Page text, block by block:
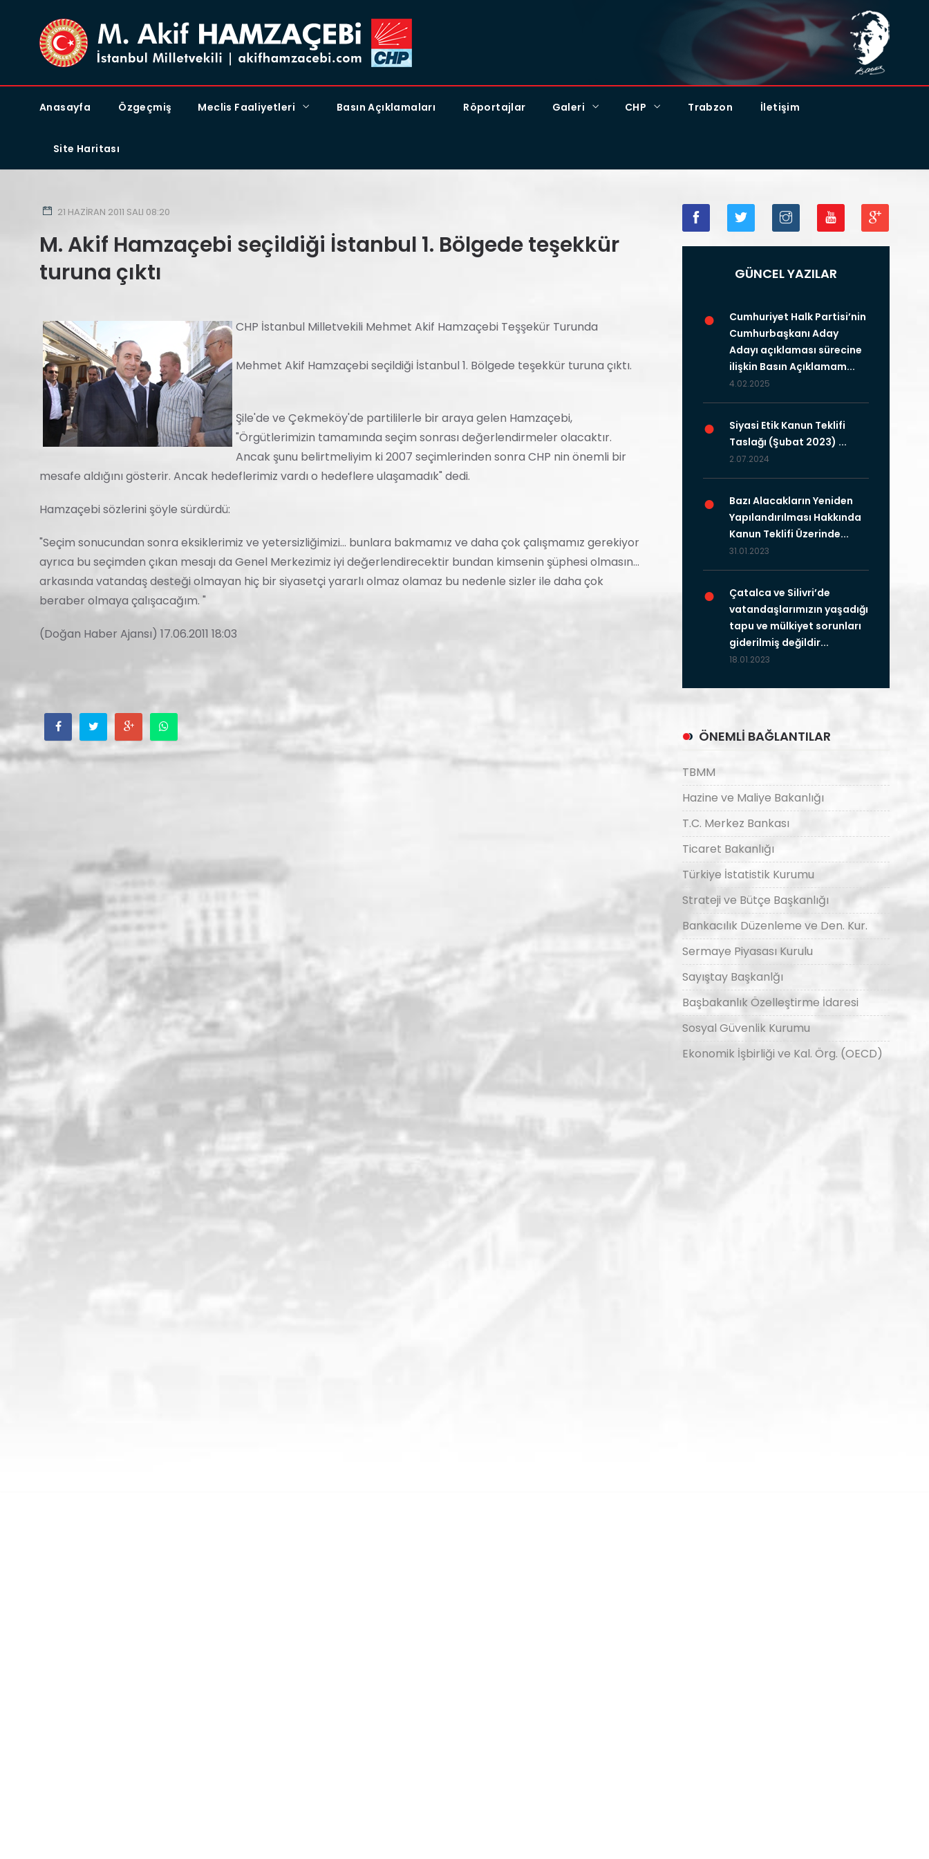
Anasayfa Özgeçmiş Meclis Faaliyetleri Basın Açıklamaları Röportajlar Galeri CHP Trabzon İletişim
Site Haritası
21 HAZIRAN 2011 SALI 08:20
M. Akif Hamzaçebi seçildiği İstanbul 1. Bölgede teşekkür
turuna çıktı
CHP İstanbul Milletvekili Mehmet Akif Hamzaçebi Teşşekür Turunda
Mehmet Akif Hamzaçebi seçildiği İstanbul 1. Bölgede teşekkür turuna çıktı.
Şile'de ve Çekmeköy'de partililerle bir araya gelen Hamzaçebi,
"Örgütlerimizin tamamında seçim sonrası değerlendirmeler olacaktır.
Ancak şunu belirtmeliyim ki 2007 seçimlerinden sonra CHP nin önemli bir
mesafe aldığını gösterir. Ancak hedeflerimiz vardı o hedeflere ulaşamadık" dedi.
Hamzaçebi sözlerini şöyle sürdürdü:
"Seçim sonucundan sonra eksiklerimiz ve yetersizliğimizi... bunlara bakmamız ve daha çok çalışmamız gerekiyor
ayrıca bu seçimden çıkan mesajı da Genel Merkezimiz iyi değerlendirecektir bundan kimsenin şüphesi olmasın...
arkasında vatandaş desteği olmayan hiç bir siyasetçi yararlı olmaz olamaz bu nedenle sizler ile daha çok
beraber olmaya çalışacağım. "
(Doğan Haber Ajansı) 17.06.2011 18:03
GÜNCEL YAZILAR
●
Cumhuriyet Halk Partisi’nin
Cumhurbaşkanı Aday
Adayı açıklaması sürecine
ilişkin Basın Açıklamam...
4.02.2025
●
Siyasi Etik Kanun Teklifi
Taslağı (Şubat 2023) ...
2.07.2024
●
Bazı Alacakların Yeniden
Yapılandırılması Hakkında
Kanun Teklifi Üzerinde...
31.01.2023
●
Çatalca ve Silivri’de
vatandaşlarımızın yaşadığı
tapu ve mülkiyet sorunları
giderilmiş değildir...
18.01.2023
ÖNEMLİ BAĞLANTILAR
TBMM
Hazine ve Maliye Bakanlığı
T.C. Merkez Bankası
Ticaret Bakanlığı
Türkiye İstatistik Kurumu
Strateji ve Bütçe Başkanlığı
Bankacılık Düzenleme ve Den. Kur.
Sermaye Piyasası Kurulu
Sayıştay Başkanlğı
Başbakanlık Özelleştirme İdaresi
Sosyal Güvenlik Kurumu
Ekonomik İşbirliği ve Kal. Örg. (OECD)